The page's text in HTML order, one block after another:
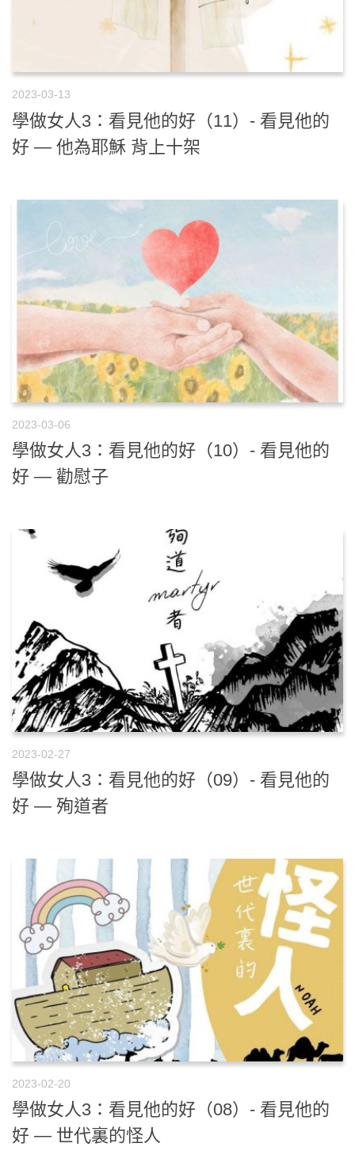
2023-03-13
學做女人3：看見他的好（11）- 看見他的
好 — 他為耶穌 背上十架
2023-03-06
學做女人3：看見他的好（10）- 看見他的
好 — 勸慰子
2023-02-27
學做女人3：看見他的好（09）- 看見他的
好 — 殉道者
2023-02-20
學做女人3：看見他的好（08）- 看見他的
好 — 世代裏的怪人